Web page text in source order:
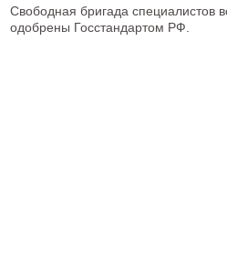
Свободная бригада специалистов
одобрены Госстандартом РФ.